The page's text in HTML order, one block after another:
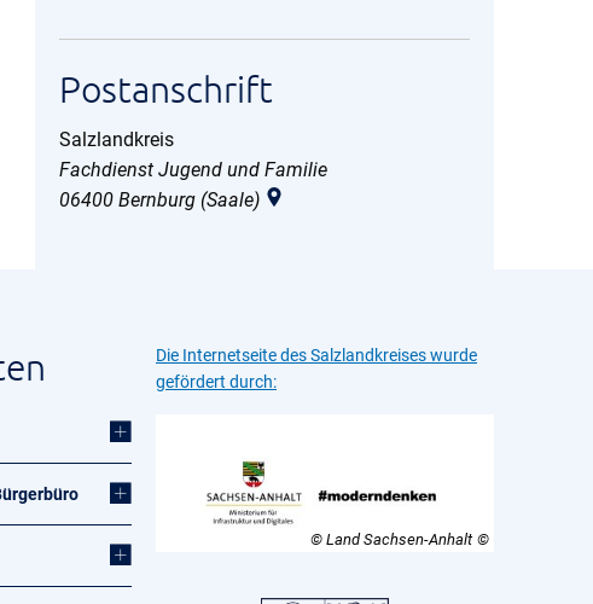
Postanschrift
Salzlandkreis
Fachdienst Jugend und Familie
06400 Bernburg (Saale)
Die Internetseite des Salzlandkreises wurde
gefördert durch:
© Land Sachsen-Anhalt